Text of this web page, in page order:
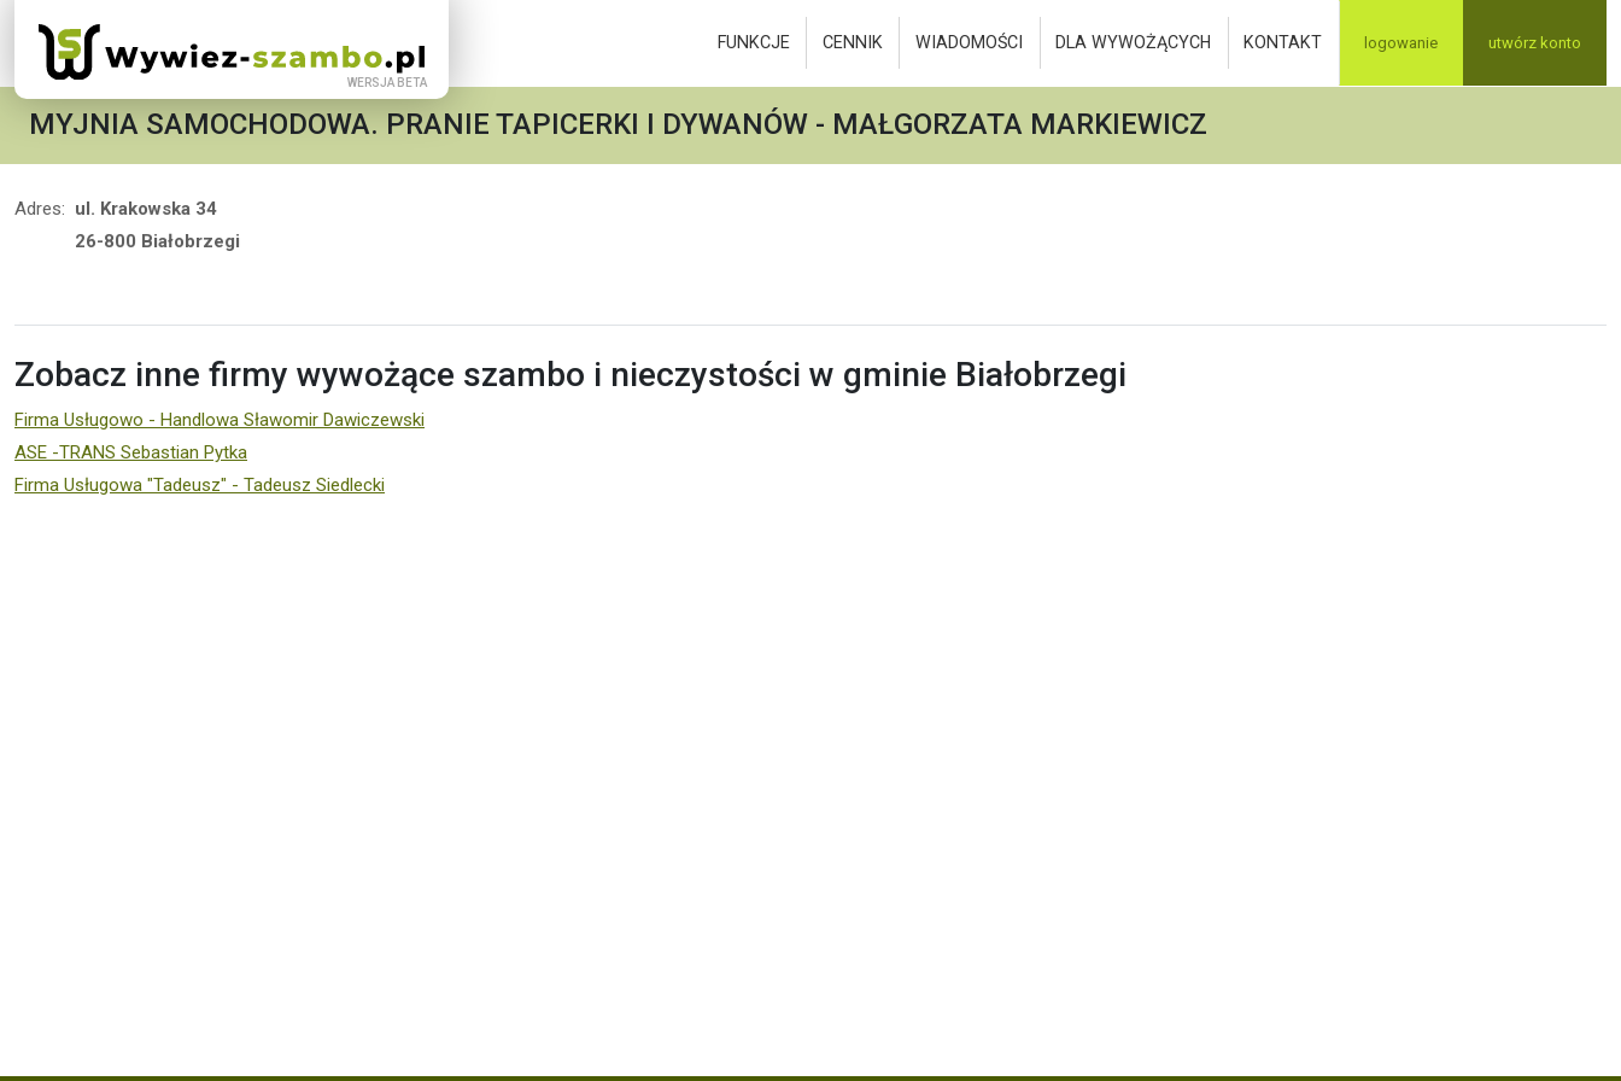
FUNKCJE CENNIK WIADOMOŚCI DLA WYWOŻĄCYCH KONTAKT logowanie utwórz konto
MYJNIA SAMOCHODOWA. PRANIE TAPICERKI I DYWANÓW - MAŁGORZATA MARKIEWICZ
Adres: ul. Krakowska 34
26-800 Białobrzegi
Zobacz inne firmy wywożące szambo i nieczystości w gminie Białobrzegi
Firma Usługowo - Handlowa Sławomir Dawiczewski
ASE -TRANS Sebastian Pytka
Firma Usługowa "Tadeusz" - Tadeusz Siedlecki